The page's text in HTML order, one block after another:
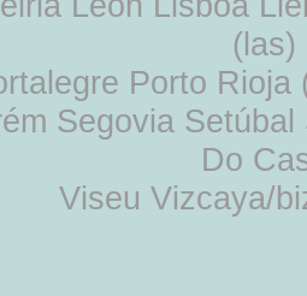
Porto
Segovia
Do
Viseu Vizcaya/